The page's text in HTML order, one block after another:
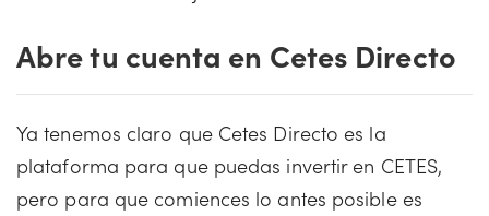
Abre tu cuenta en Cetes Directo
Ya tenemos claro que Cetes Directo es la
plataforma para que puedas invertir en CETES,
pero para que comiences lo antes posible es